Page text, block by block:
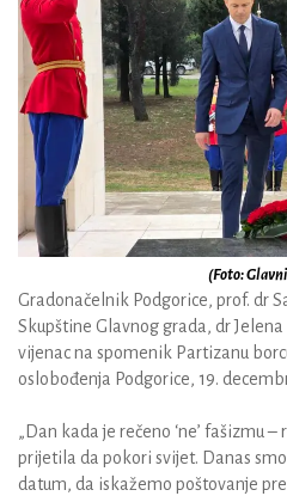
(Foto:
Gradonačelnik Podgorice, prof. dr
Skupštine Glavnog grada, dr
vijenac na spomenik Partizanu
oslobođenja Podgorice, 19.
„Dan kada je rečeno ‘ne’ fašizmu
prijetila da pokori svijet. Danas
datum, da iskažemo poštovanje